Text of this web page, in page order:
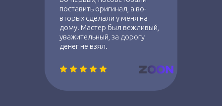
поставить оригинал, а во-
вторых сделали у меня на
дому. Мастер был вежливый,
уважительный, за дорогу
денег не взял.